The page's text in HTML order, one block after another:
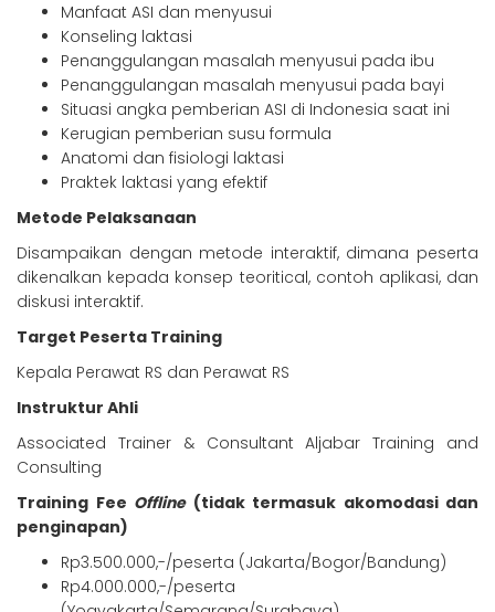
Manfaat ASI dan menyusui
Konseling laktasi
Penanggulangan masalah menyusui pada ibu
Penanggulangan masalah menyusui pada bayi
Situasi angka pemberian ASI di Indonesia saat ini
Kerugian pemberian susu formula
Anatomi dan fisiologi laktasi
Praktek laktasi yang efektif
Metode Pelaksanaan
Disampaikan dengan metode interaktif, dimana peserta
dikenalkan kepada konsep teoritical, contoh aplikasi, dan
diskusi interaktif.
Target Peserta Training
Kepala Perawat RS dan Perawat RS
Instruktur Ahli
Associated Trainer & Consultant Aljabar Training and
Consulting
Training Fee Offline (tidak termasuk akomodasi dan
penginapan)
Rp3.500.000,-/peserta (Jakarta/Bogor/Bandung)
Rp4.000.000,-/peserta